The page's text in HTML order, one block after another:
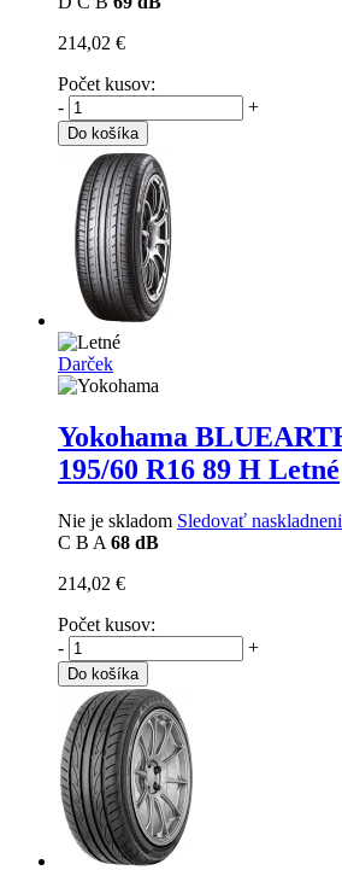
214,02 €
Počet kusov:
-
+
Do košíka
Darček
Yokohama
195/60 R16 89 H Letné
Nie je skladom Sledovať
C B A 68 dB
214,02 €
Počet kusov:
-
+
Do košíka